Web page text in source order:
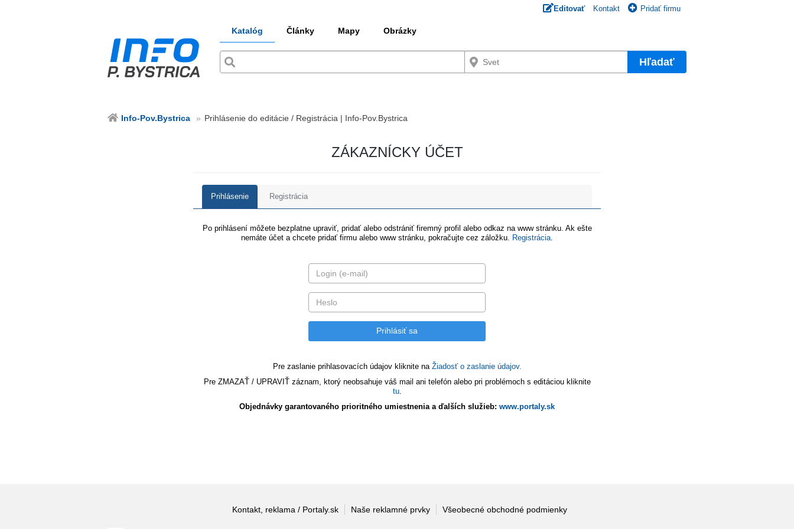
Editovať Kontakt Pridať firmu
Katalóg Články Mapy Obrázky
Hľadať
Info-Pov.Bystrica Prihlásenie do editácie / Registrácia | Info-Pov.Bystrica
ZÁKAZNÍCKY ÚČET
Prihlásenie Registrácia
Po prihlásení môžete bezplatne upraviť, pridať alebo odstrániť firemný profil alebo odkaz na www stránku. Ak ešte
nemáte účet a chcete pridať firmu alebo www stránku, pokračujte cez záložku.
Registrácia
Pre zaslanie prihlasovacích údajov kliknite na Žiadosť o zaslanie údajov.
Pre ZMAZAŤ / UPRAVIŤ záznam, ktorý neobsahuje váš mail ani telefón alebo pri problémoch s editáciou kliknite
tu.
Objednávky garantovaného prioritného umiestnenia a ďalších služieb: www.portaly.sk
Kontakt, reklama / Portaly.sk Naše reklamné prvky Všeobecné obchodné podmienky